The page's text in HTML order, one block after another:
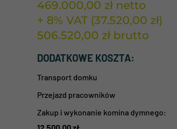
469.000,00 złnetto
+ 8% VAT (37.520,00 zł)
506.520,00 złbrutto
DODATKOWE KOSZTA:
Transport domku
Przejazd pracowników
Zakup i wykonanie komina dymnego: